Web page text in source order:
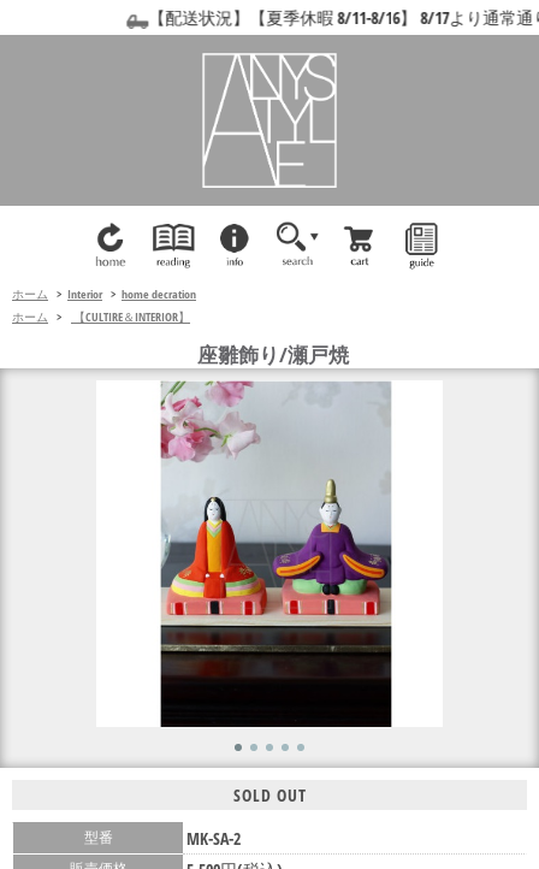
【配送状況】【夏季休暇 8/11-8/16】 8/17より通常通
ホーム > Interior > home decration
ホーム > 【CULTIRE＆INTERIOR】
座雛飾り/瀬戸焼
SOLD OUT
型番 MK-SA-2